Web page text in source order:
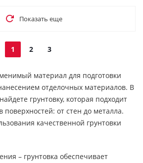
Показать еще
1 2 3
материал для подготовки
отделочных материалов. В
грунтовку, которая подходит
от стен до металла.
качественной грунтовки
– грунтовка обеспечивает